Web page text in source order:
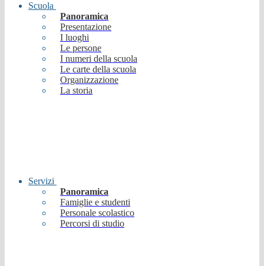
Scuola
Panoramica
Presentazione
I luoghi
Le persone
I numeri della scuola
Le carte della scuola
Organizzazione
La storia
Servizi
Panoramica
Famiglie e studenti
Personale scolastico
Percorsi di studio